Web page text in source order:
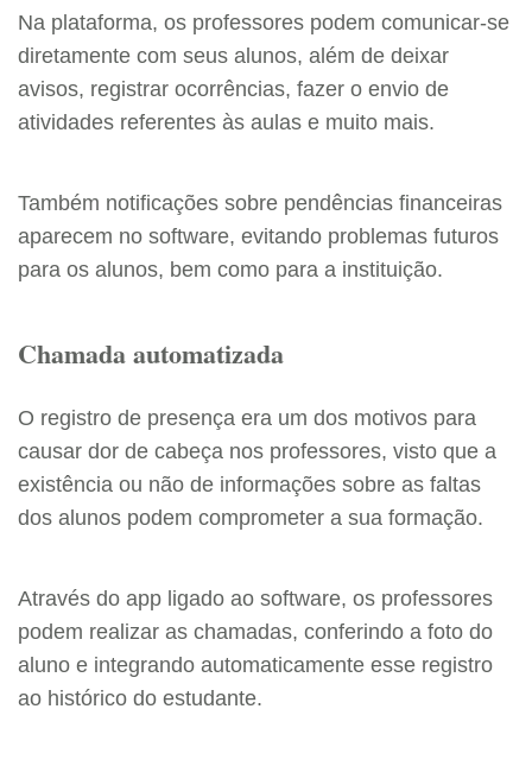
Na plataforma, os professores podem comunicar-se
diretamente com seus alunos, além de deixar
avisos, registrar ocorrências, fazer o envio de
atividades referentes às aulas e muito mais.
Também notificações sobre pendências financeiras
aparecem no software, evitando problemas futuros
para os alunos, bem como para a instituição.
Chamada automatizada
O registro de presença era um dos motivos para
causar dor de cabeça nos professores, visto que a
existência ou não de informações sobre as faltas
dos alunos podem comprometer a sua formação.
Através do app ligado ao software, os professores
podem realizar as chamadas, conferindo a foto do
aluno e integrando automaticamente esse registro
ao histórico do estudante.